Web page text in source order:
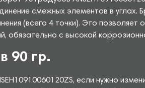
смежных элементов в
(всего 4 точки). Это
обязательно с высокой
90 гр.
если нужно